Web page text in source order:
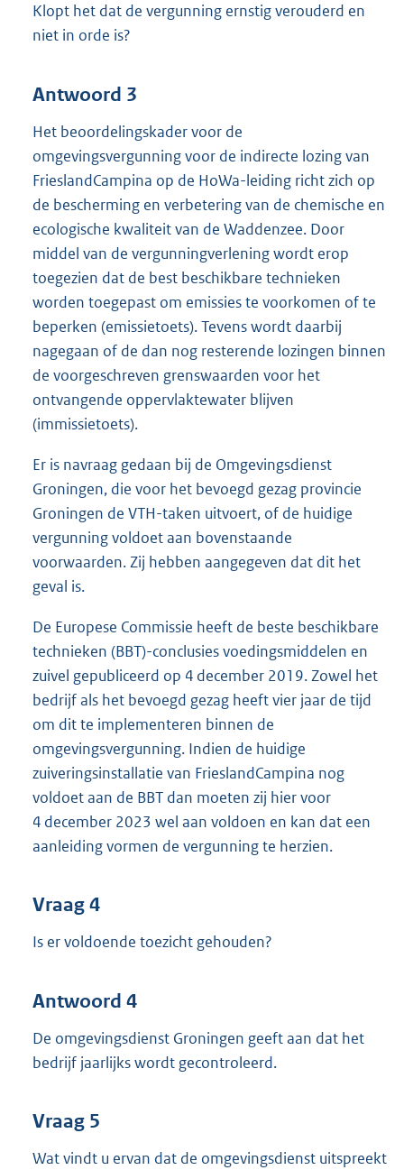
Klopt het dat de vergunning ernstig verouderd en
niet in orde is?
Antwoord 3
Het beoordelingskader voor de
omgevingsvergunning voor de indirecte lozing van
FrieslandCampina op de HoWa-leiding richt zich op
de bescherming en verbetering van de chemische en
ecologische kwaliteit van de Waddenzee. Door
middel van de vergunningverlening wordt erop
toegezien dat de best beschikbare technieken
worden toegepast om emissies te voorkomen of te
beperken (emissietoets). Tevens wordt daarbij
nagegaan of de dan nog resterende lozingen binnen
de voorgeschreven grenswaarden voor het
ontvangende oppervlaktewater blijven
(immissietoets).
Er is navraag gedaan bij de Omgevingsdienst
Groningen, die voor het bevoegd gezag provincie
Groningen de VTH-taken uitvoert, of de huidige
vergunning voldoet aan bovenstaande
voorwaarden. Zij hebben aangegeven dat dit het
geval is.
De Europese Commissie heeft de beste beschikbare
technieken (BBT)-conclusies voedingsmiddelen en
zuivel gepubliceerd op 4 december 2019. Zowel het
bedrijf als het bevoegd gezag heeft vier jaar de tijd
om dit te implementeren binnen de
omgevingsvergunning. Indien de huidige
zuiveringsinstallatie van FrieslandCampina nog
voldoet aan de BBT dan moeten zij hier voor
4 december 2023 wel aan voldoen en kan dat een
aanleiding vormen de vergunning te herzien.
Vraag 4
Is er voldoende toezicht gehouden?
Antwoord 4
De omgevingsdienst Groningen geeft aan dat het
bedrijf jaarlijks wordt gecontroleerd.
Vraag 5
Wat vindt u ervan dat de omgevingsdienst uitspreekt